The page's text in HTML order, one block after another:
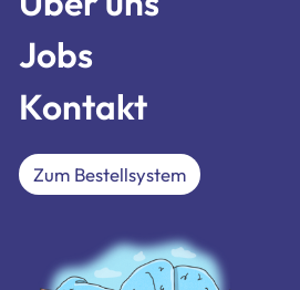
Jobs
Kontakt
Zum Bestellsystem
Jobs
Kontakt
Zum Bestellsystem